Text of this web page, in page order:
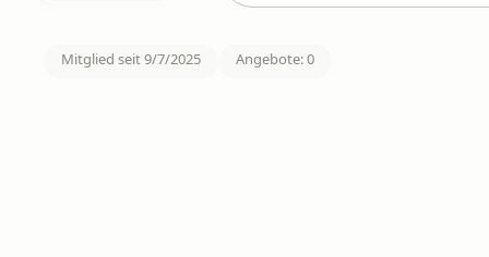
Mitglied seit9/7/2025 Angebote:0